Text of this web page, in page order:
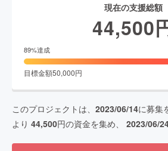
現在の支援総額
44,500
89%達成
目標金額50,000円
このプロジェクトは、 2023/06/14に募集
より 44,500円の資金を集め、 2023/06/